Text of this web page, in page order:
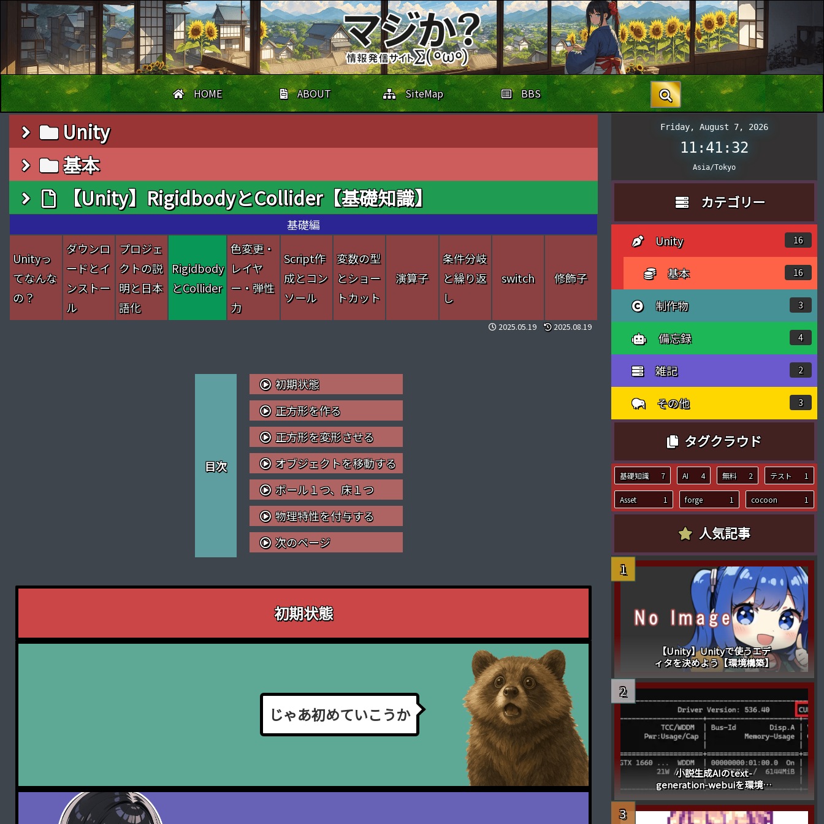
HOME ABOUT SiteMap BBS
Unity
基本
【Unity】RigidbodyとCollider【基礎知識】
基礎編
Unityっ
てなんな
の？
ダウンロ
ードとイ
ンストー
ル
プロジェ
クトの説
明と日本
語化
Rigidbody
とCollider
色変更・
レイヤ
ー・弾性
力
Script作
成とコン
ソール
変数の型
とショー
トカット
演算子
条件分岐
と繰り返
し
switch 修飾子
2025.05.19 2025.08.19
目次
初期状態
正方形を作る
正方形を変形させる
オブジェクトを移動する
ボール１つ、床１つ
物理特性を付与する
次のページ
初期状態
じゃあ初めていこうか
Friday, August 7, 2026
11:41:34
Asia/Tokyo
カテゴリー
Unity 16
基本 16
制作物 3
備忘録 4
雑記 2
その他 3
タグクラウド
基礎知識 7 AI 4 無料 2 テスト 1
Asset 1 forge 1 cocoon 1
人気記事
【Unity】Unityで使うエデ
ィタを決めよう【環境構築】
小説生成AIのtext-
generation-webuiを環境構